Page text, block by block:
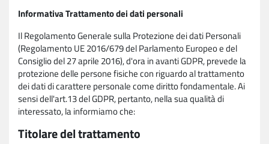
Informativa Trattamento dei dati personali
Il Regolamento Generale sulla Protezione dei dati Personali
(Regolamento UE 2016/679 del Parlamento Europeo e del
Consiglio del 27 aprile 2016), d'ora in avanti GDPR, prevede la
protezione delle persone fisiche con riguardo al trattamento
dei dati di carattere personale come diritto fondamentale. Ai
sensi dell'art.13 del GDPR, pertanto, nella sua qualità di
interessato, la informiamo che:
Titolare del trattamento